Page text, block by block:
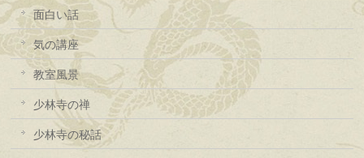
面白い話
気の講座
教室風景
少林寺の禅
少林寺の秘話